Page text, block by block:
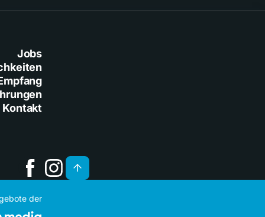
Jobs
Kontakt
der